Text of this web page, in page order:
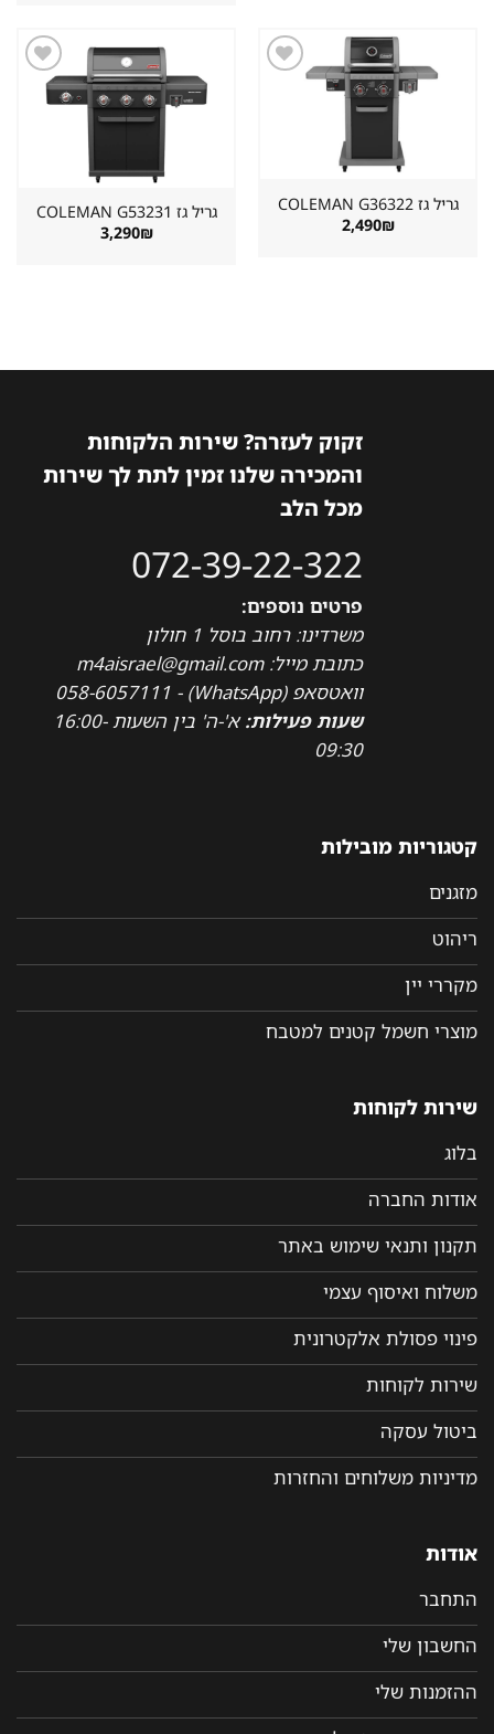
גריל גז ⁦COLEMAN G36322⁩
2,490₪
שמור
מוצר
גריל גז ⁦COLEMAN G53231⁩
3,290₪
זקוק לעזרה? שירות הלקוחות
והמכירה שלנו זמין לתת לך שירות
מכל הלב
072-39-22-322
פרטים נוספים:
משרדינו: רחוב בוסל 1 חולון
כתובת מייל: m4aisrael@gmail.com
וואטסאפ (WhatsApp) - 058-6057111
שעות פעילות:
א'-ה' בין השעות 16:00-
09:30
קטגוריות מובילות
מזגנים
ריהוט
מקררי יין
מוצרי חשמל קטנים למטבח
שירות לקוחות
בלוג
אודות החברה
תקנון ותנאי שימוש באתר
משלוח ואיסוף עצמי
פינוי פסולת אלקטרונית
שירות לקוחות
ביטול עסקה
מדיניות משלוחים והחזרות
אודות
התחבר
החשבון שלי
ההזמנות שלי